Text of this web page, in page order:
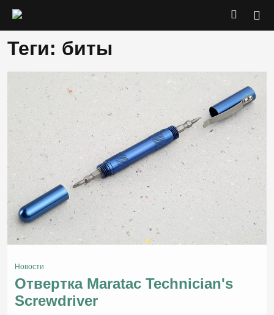
Теги: биты
Новости
Отвертка Maratac Technician's
Screwdriver